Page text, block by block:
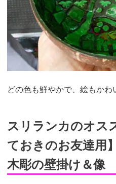
どの色も鮮やかで、絵もかわ
スリランカのオス
ておきのお友達用
木彫の壁掛け＆像